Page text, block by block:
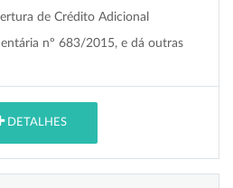
de Crédito Adicional
nº 683/2015, e dá outras
DETALHES